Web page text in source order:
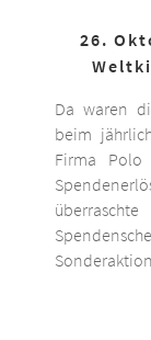
26.
Da waren
beim
Firma Polo